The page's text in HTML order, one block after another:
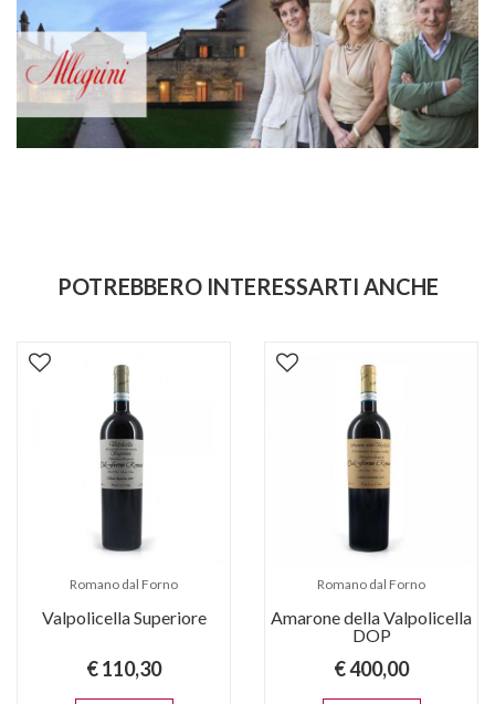
POTREBBERO INTERESSARTI ANCHE
Romano dal Forno
Valpolicella Superiore
€ 110,30
Romano dal Forno
Amarone della Valpolicella
DOP
€ 400,00